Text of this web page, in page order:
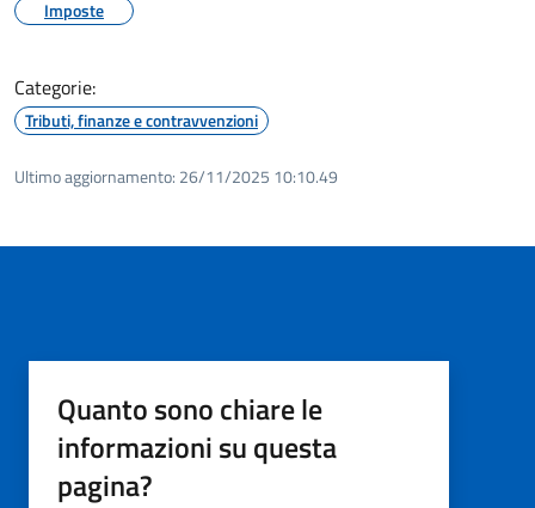
Imposte
Categorie:
Tributi, finanze e contravvenzioni
Ultimo aggiornamento: 26/11/2025 10:10.49
Quanto sono chiare le
informazioni su questa
pagina?